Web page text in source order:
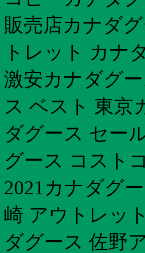
販売店カナダ
トレット カナ
激安カナダグ
ス ベスト 東京
ダグース セー
グース コスト
2021カナダグ
崎 アウトレッ
ダグース 佐野